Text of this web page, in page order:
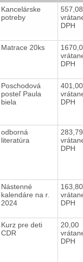
Kancelárske
potreby
557,08
DPH
Matrace 20ks
DPH
Poschodová
posteľ Paula
biela
401,00
DPH
odborná
literatúra
283,79
DPH
Nástenné
kalendáre na r.
2024
163,80
DPH
Kurz pre deti
CDR
20,00
DPH